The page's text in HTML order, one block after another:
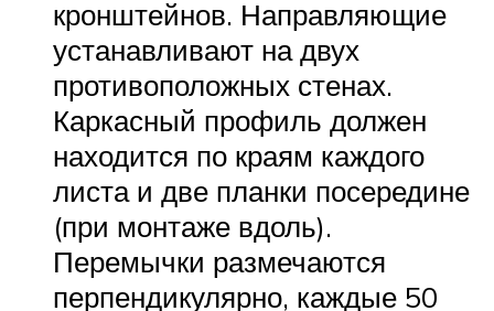
кронштейнов. Направляющие
устанавливают на двух
противоположных стенах.
Каркасный профиль должен
находится по краям каждого
листа и две планки посередине
(при монтаже вдоль).
Перемычки размечаются
перпендикулярно, каждые 50